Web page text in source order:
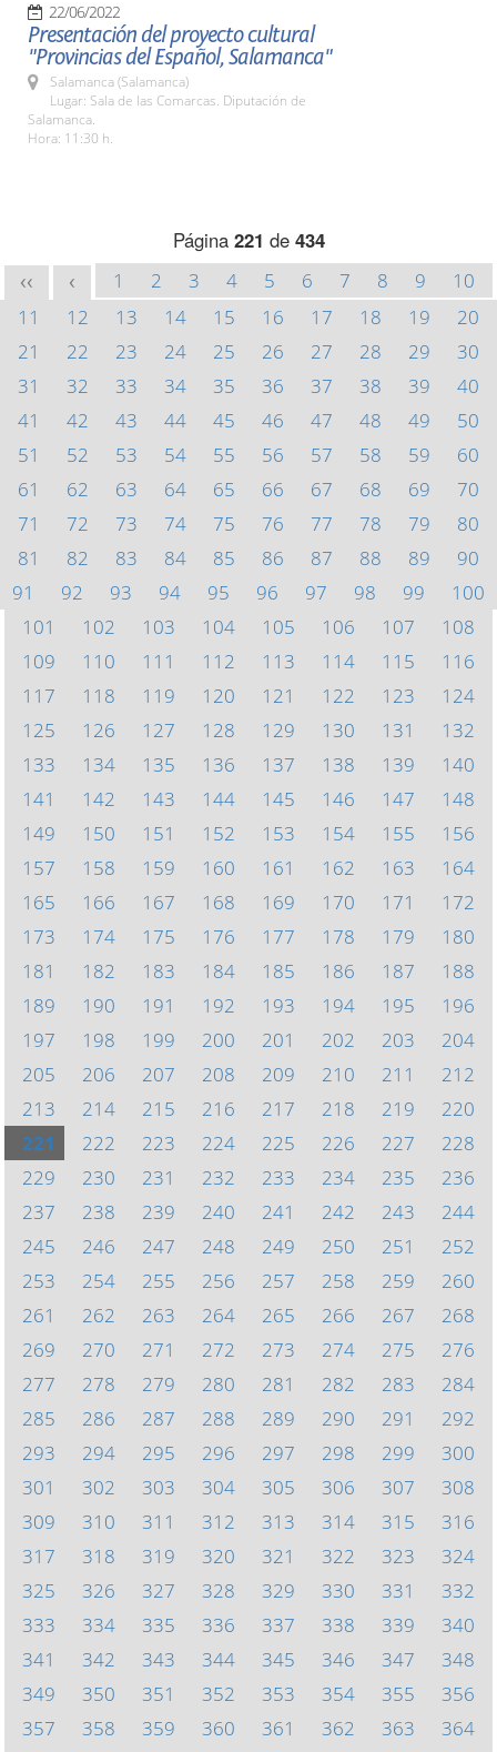
22/06/2022
Presentación del proyecto cultural
"Provincias del Español, Salamanca"
Salamanca (Salamanca)
Lugar: Sala de las Comarcas. Diputación de
Salamanca.
Hora: 11:30 h.
Página 221 de 434
<< < 1 2 3 4 5 6 7 8 9
10
11
12 13 14 15 16 17 18 19
20
21
22 23 24 25 26 27 28 29
30
31
32 33 34 35 36 37 38 39
40
41
42 43 44 45 46 47 48 49
50
51
52 53 54 55 56 57 58 59
60
61
62 63 64 65 66 67 68 69
70
71
72 73 74 75 76 77 78 79
80
81
82 83 84 85 86 87 88 89
90
91
92 93 94 95 96 97 98 99
100
101
102 103 104 105 106 107
108
109
110 111 112 113 114 115
116
117
118 119 120 121 122 123
124
125
126 127 128 129 130 131
132
133
134 135 136 137 138 139
140
141
142 143 144 145 146 147
148
149
150 151 152 153 154 155
156
157
158 159 160 161 162 163
164
165
166 167 168 169 170 171
172
173
174 175 176 177 178 179
180
181
182 183 184 185 186 187
188
189
190 191 192 193 194 195
196
197
198 199 200 201 202 203
204
205
206 207 208 209 210 211
212
213
214 215 216 217 218 219
220
221
222 223 224 225 226 227
228
229
230 231 232 233 234 235
236
237
238 239 240 241 242 243
244
245
246 247 248 249 250 251
252
253
254 255 256 257 258 259
260
261
262 263 264 265 266 267
268
269
270 271 272 273 274 275
276
277
278 279 280 281 282 283
284
285
286 287 288 289 290 291
292
293
294 295 296 297 298 299
300
301
302 303 304 305 306 307
308
309
310 311 312 313 314 315
316
317
318 319 320 321 322 323
324
325
326 327 328 329 330 331
332
333
334 335 336 337 338 339
340
341
342 343 344 345 346 347
348
349
350 351 352 353 354 355
356
357
358 359 360 361 362 363
364